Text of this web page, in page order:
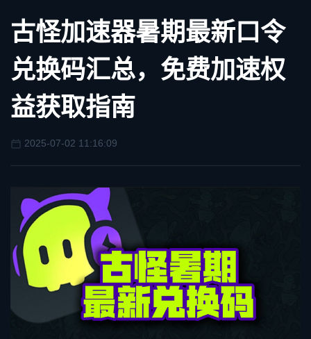
古怪加速器暑期最新口令
兑换码汇总，免费加速权
益获取指南
2025-07-02 11:16:09